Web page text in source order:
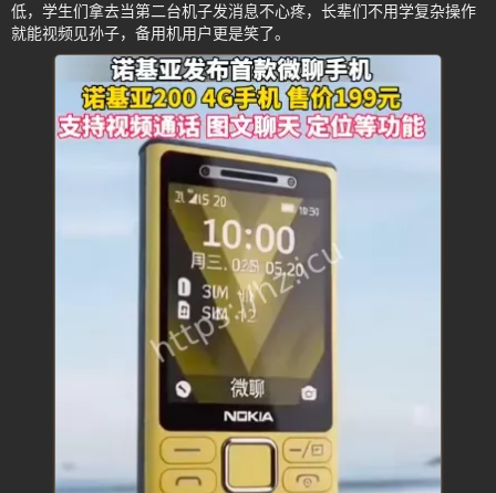
低，学生们拿去当第二台机子发消息不心疼，长辈们不用学复杂操作
就能视频见孙子，备用机用户更是笑了。